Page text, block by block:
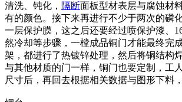
清洗、钝化， 隔断面板型材表层与腐蚀材
有的颜色。接下来再进行不少于两次的磷
一层保护膜，这之后还要经过喷保护漆、
然冷却等步骤，一樘成品铜门才能最终完
架，都进行了热镀锌处理，然后将铜结构
与其他材质的门一样，铜门也要定制，工
尺寸后，再回去根据相关数据与图形下料